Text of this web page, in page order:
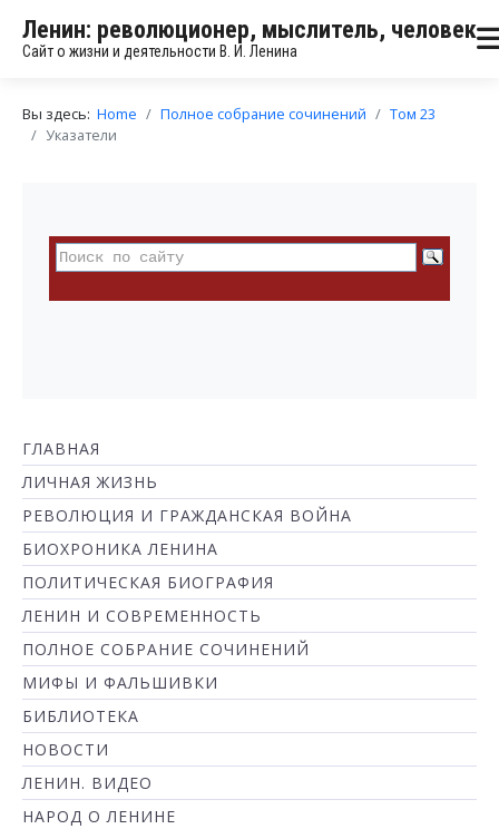
Ленин: революционер, мыслитель, человек
Сайт о жизни и деятельности В. И. Ленина
Вы здесь: Home Полное собрание сочинений
Том 23
Указатели
ГЛАВНАЯ
ЛИЧНАЯ ЖИЗНЬ
РЕВОЛЮЦИЯ И ГРАЖДАНСКАЯ ВОЙНА
БИОХРОНИКА ЛЕНИНА
ПОЛИТИЧЕСКАЯ БИОГРАФИЯ
ЛЕНИН И СОВРЕМЕННОСТЬ
ПОЛНОЕ СОБРАНИЕ СОЧИНЕНИЙ
МИФЫ И ФАЛЬШИВКИ
БИБЛИОТЕКА
НОВОСТИ
ЛЕНИН. ВИДЕО
НАРОД О ЛЕНИНЕ